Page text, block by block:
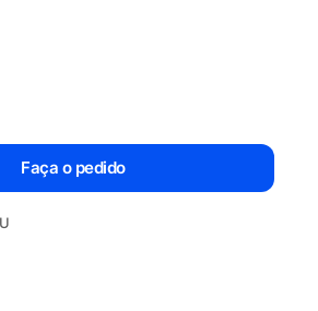
Faça o pedido